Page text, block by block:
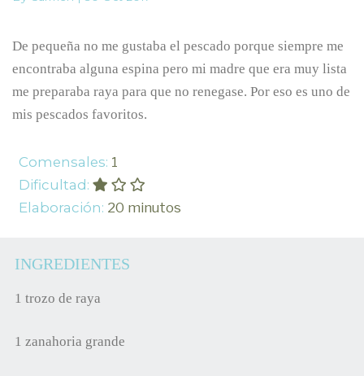
De pequeña no me gustaba el pescado porque siempre me
encontraba alguna espina pero mi madre que era muy lista
me preparaba raya para que no renegase. Por eso es uno de
mis pescados favoritos.
Comensales: 1
Dificultad:
Elaboración: 20 minutos
INGREDIENTES
1 trozo de raya
1 zanahoria grande